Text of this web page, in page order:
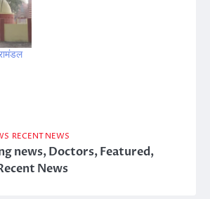
RECENT NEWS
news,Doctors,Featured,
News